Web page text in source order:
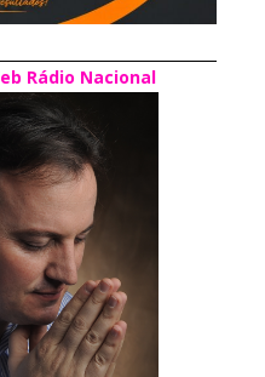
Rádio Nacional